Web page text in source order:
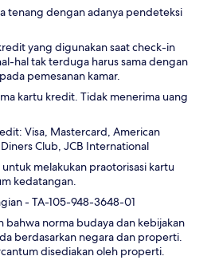
tenang dengan adanya pendeteksi
yang digunakan saat check-in
hal tak terduga harus sama dengan
pemesanan kamar.
kartu kredit. Tidak menerima uang
Visa, Mastercard, American
Club, JCB International
melakukan praotorisasi kartu
kedatangan.
- TA-105-948-3648-01
bahwa norma budaya dan kebijakan
berdasarkan negara dan properti.
disediakan oleh properti.